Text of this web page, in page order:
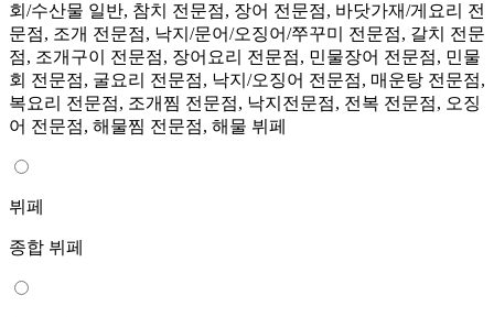
회/수산물 일반, 참치 전문점, 장어 전문점, 바닷가재/게요리 전
문점, 조개 전문점, 낙지/문어/오징어/쭈꾸미 전문점, 갈치 전문
점, 조개구이 전문점, 장어요리 전문점, 민물장어 전문점, 민물
회 전문점, 굴요리 전문점, 낙지/오징어 전문점, 매운탕 전문점,
복요리 전문점, 조개찜 전문점, 낙지전문점, 전복 전문점, 오징
어 전문점, 해물찜 전문점, 해물 뷔페
뷔페
종합 뷔페